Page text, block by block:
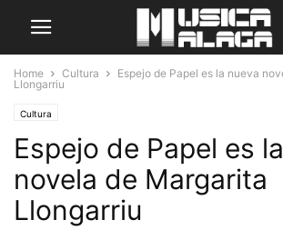
Home Cultura
Espejo de Papel es la nueva
Llongarriu
Cultura
Espejo de Papel es
novela de Margarita
Llongarriu